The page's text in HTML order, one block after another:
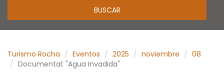
Turismo Rocha Eventos 2025 noviembre
08
Documental: "Agua Invadida"